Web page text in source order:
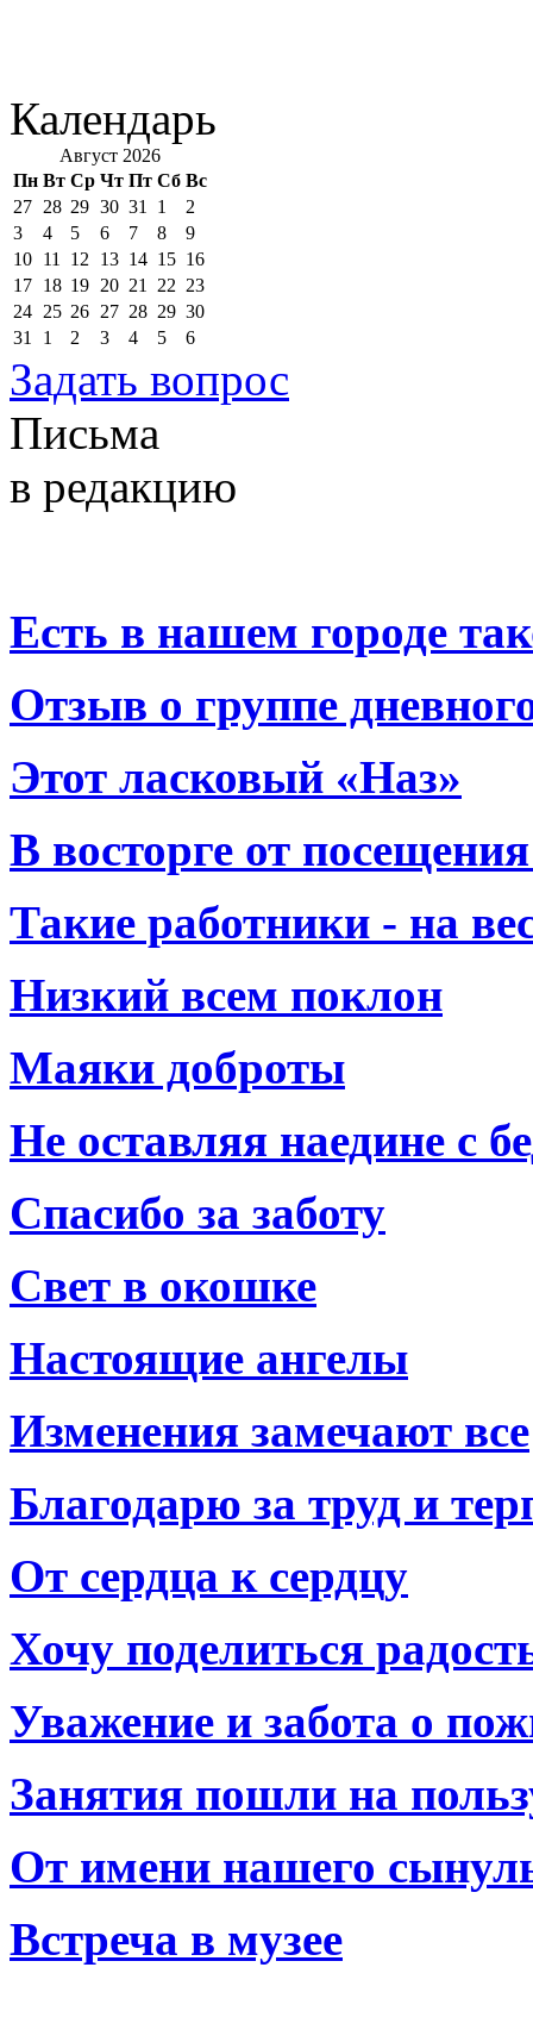
Календарь
Август 2026
Пн Вт Ср Чт Пт Сб Вс
27 28 29 30 31 1
2
3
4 5 6 7 8
9
10 11 12 13 14 15 16
17 18 19 20 21 22 23
24 25 26 27 28 29 30
31
1 2 3 4 5 6
Задать вопрос
Письма
в редакцию
Есть в нашем городе
Отзыв о группе
Этот ласковый «Наз»
В восторге от
Такие работники - на
Низкий всем поклон
Маяки доброты
Не оставляя наедине с
Спасибо за заботу
Свет в окошке
Настоящие ангелы
Изменения замечают все
Благодарю за труд и
От сердца к сердцу
Хочу поделиться
Уважение и забота о
Занятия пошли на
От имени нашего
Встреча в музее